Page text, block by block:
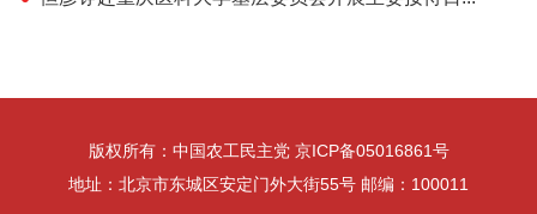
版权所有：中国农工民主党 京ICP备05016861号
地址：北京市东城区安定门外大街55号 邮编：100011